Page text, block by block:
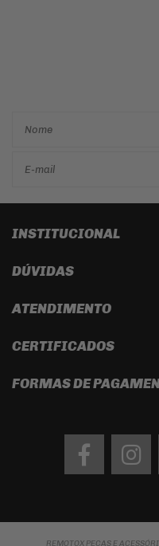
INSTITUCIONAL
DÚVIDAS
ATENDIMENTO
CERTIFICADOS
FORMAS DE
Facebook
REMOTOX PEÇAS E